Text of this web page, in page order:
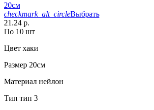
20см
checkmark_alt_circleВыбрать
21.24 р.
По 10 шт
Цвет хаки
Размер 20см
Материал нейлон
Тип тип 3